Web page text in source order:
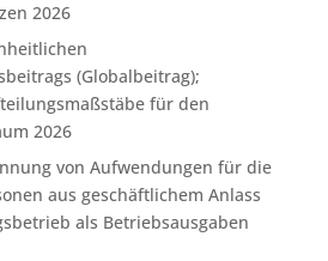
2026
(Globalbeitrag);
für den
2026
von Aufwendungen für die
aus geschäftlichem Anlass
als Betriebsausgaben